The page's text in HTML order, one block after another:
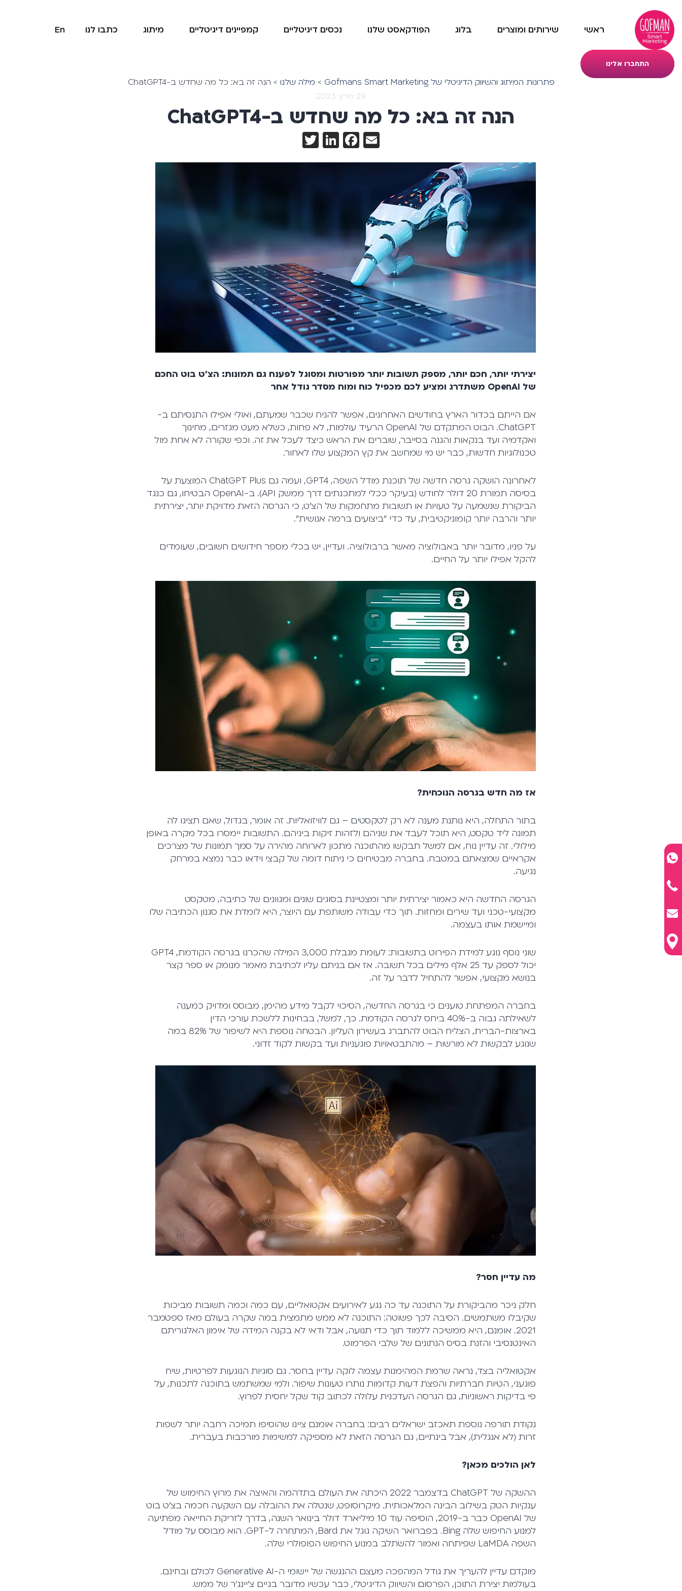
ראשי שירותים ומוצרים בלוג הפודקאסט שלנו נכסים דיגיטליים קמפיינים דיגיטליים מיתוג כתבו לנו En
התחברו אלינו
פתרונות המיתוג והשיווק הדיגיטלי של Gofmans Smart Marketing > מילה שלנו > הנה זה בא: כל מה שחדש ב-ChatGPT4
29 מרץ 2023
הנה זה בא: כל מה שחדש ב-ChatGPT4
Email
Facebook
LinkedIn
יצירתי יותר, חכם יותר, מספק תשובות יותר מפורטות ומסוגל לפענח גם תמונות: הצ'ט בוט החכם
של OpenAI משתדרג ומציע לכם מכפיל כוח ומוח מסדר גודל אחר
אם הייתם בכדור הארץ בחודשים האחרונים, אפשר להניח שכבר שמעתם, ואולי אפילו התנסיתם ב-
ChatGPT. הבוט המתקדם של OpenAI הרעיד עולמות, לא פחות, כשלא מעט מגזרים, מחינוך
ואקדמיה ועד בנקאות והגנה בסייבר, שוברים את הראש כיצד לעכל את זה. וכפי שקורה לא אחת מול
טכנולוגיות חדשות, כבר יש מי שמחשב את קץ המקצוע שלו לאחור.
לאחרונה הושקה גרסה חדשה של תוכנת מודל השפה, GPT4, ועמה גם ChatGPT Plus המוצעת על
בסיסה תמורת 20 דולר לחודש (בעיקר ככלי למתכנתים דרך ממשק API). ב-OpenAI הבטיחו, גם כנגד
הביקורת שנשמעה על טעויות או תשובות מתחמקות של הצ'ט, כי הגרסה הזאת מדויקת יותר, יצירתית
יותר והרבה יותר קומוניקטיבית, עד כדי "ביצועים ברמה אנושית".
על פניו, מדובר יותר באבולוציה מאשר ברבולוציה. ועדיין, יש בכלי מספר חידושים חשובים, שעומדים
להקל אפילו יותר על החיים.
אז מה חדש בגרסה הנוכחית?
בתור התחלה, היא נותנת מענה לא רק לטקסטים – גם לוויזואליות. זה אומר, בגדול, שאם תציגו לה
תמונה ליד טקסט, היא תוכל לעבד את שניהם ולזהות זיקות ביניהם. התשובות יימסרו בכל מקרה באופן
מילולי. זה עדיין נוח, אם למשל תבקשו מהתוכנה מתכון לארוחה מהירה על סמך תמונות של מצרכים
אקראיים שמצאתם במטבח. בחברה מבטיחים כי ניתוח דומה של קבצי וידאו כבר נמצא במרחק
נגיעה.
הגרסה החדשה היא כאמור יצירתית יותר ומצטיינת בסוגים שונים ומגוונים של כתיבה, מטקסט
מקצועי-טכני ועד שירים ומחזות. תוך כדי עבודה משותפת עם היוצר, היא לומדת את סגנון הכתיבה שלו
ומיישמת אותו בעצמה.
שוני נוסף נוגע למידת הפירוט בתשובות: לעומת מגבלת 3,000 המילה שהכרנו בגרסה הקודמת, GPT4
יכול לספק עד 25 אלף מילים בכל תשובה. אז אם בניתם עליו לכתיבת מאמר מנומק או ספר קצר
בנושא מקצועי, אפשר להתחיל לדבר על זה.
בחברה המפתחת טוענים כי בגרסה החדשה, הסיכוי לקבל מידע מהימן, מבוסס ומדויק כמענה
לשאילתה גבוה ב-40% ביחס לגרסה הקודמת. כך, למשל, בבחינות ללשכת עורכי הדין
בארצות-הברית, הצליח הבוט להתברג בעשירון העליון. הבטחה נוספת היא לשיפור של 82% במה
שנוגע לבקשות לא מורשות – מהתבטאויות פוגעניות ועד בקשות לקוד זדוני.
מה עדיין חסר?
חלק ניכר מהביקורת על התוכנה עד כה נגע לאירועים אקטואליים, עם כמה וכמה תשובות מביכות
שקיבלו משתמשים. הסיבה לכך פשוטה: התוכנה לא ממש מתמצית במה שקרה בעולם מאז ספטמבר
2021. אומנם, היא ממשיכה ללמוד תוך כדי תנועה, אבל ודאי לא בקנה המידה של אימון האלגוריתם
האינטנסיבי והזנת בסיס הנתונים של שלבי הפרמוט.
אקטואליה בצד, נראה שרמת המהימנות עצמה לוקה עדיין בחסר. גם סוגיות הנוגעות לפרטיות, שיח
פוגעני, הטיות חברתיות והפצת דעות קדומות נותרו טעונות שיפור. ולמי שמשתמש בתוכנה לתכנות, על
פי בדיקות ראשוניות, גם הגרסה העדכנית עלולה לכתוב קוד שקל יחסית לפרוץ.
נקודת תורפה נוספת תאכזב ישראלים רבים: בחברה אומנם ציינו שהוסיפו תמיכה רחבה יותר לשפות
זרות (לא אנגלית), אבל בינתיים, גם הגרסה הזאת לא מספיקה למשימות מורכבות בעברית.
לאן הולכים מכאן?
ההשקה של ChatGPT בדצמבר 2022 היכתה את העולם בתדהמה והאיצה את מרוץ החימוש של
ענקיות הטק בשילוב הבינה המלאכותית. מיקרוסופט, שנטלה את ההובלה עם השקעה חכמה בצ'ט בוט
של OpenAI כבר ב-2019, הוסיפה עוד 10 מיליארד דולר בינואר השנה, בדרך לזריקת החייאה מפתיעה
למנוע החיפוש שלה Bing. בפברואר השיקה גוגל את Bard, המתחרה ל-GPT. הוא מבוסס על מודל
השפה LaMDA שפיתחה ואמור להשתלב במנוע החיפוש הפופולרי שלה.
מוקדם עדיין להעריך את גודל המהפכה מעצם ההנגשה של יישומי ה-Generative AI לכולם ובחינם.
בעולמות יצירת התוכן, הפרסום והשיווק הדיגיטלי, כבר עכשיו מדובר בגיים צ'יינג'ר של ממש.